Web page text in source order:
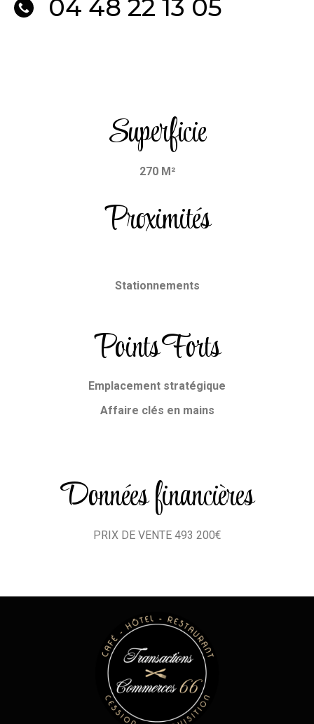
04 48 22 13 05
Superficie
270 M²
Proximités
Stationnements
Points Forts
Emplacement stratégique
Affaire clés en mains
Données financières
PRIX DE VENTE 493 200€